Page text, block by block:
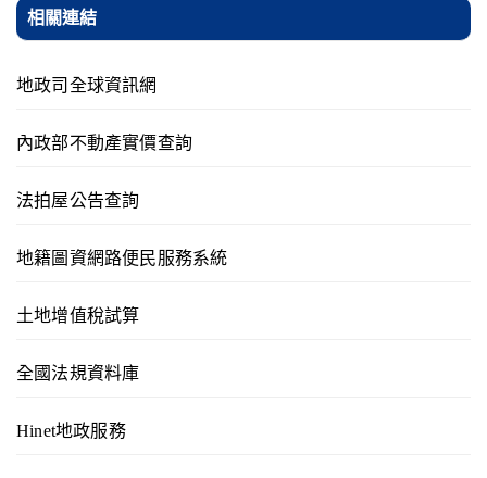
相關連結
地政司全球資訊網
內政部不動產實價查詢
法拍屋公告查詢
地籍圖資網路便民服務系統
土地增值稅試算
全國法規資料庫
Hinet地政服務